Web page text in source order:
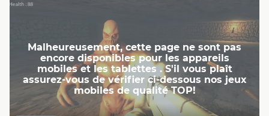
Malheureusement, cette page ne ​​sont pas
encore disponibles pour les appareils
mobiles et les tablettes . S'il vous plaît
assurez-vous de vérifier ci-dessous nos jeux
mobiles de qualité TOP!